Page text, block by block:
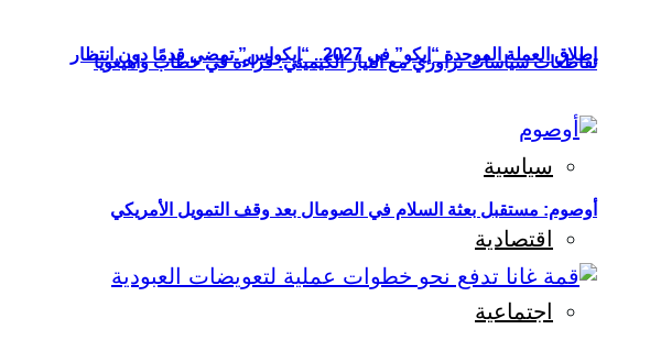
إطلاق العملة الموحدة “إيكو” في 2027.. “إيكواس” تمضي قدمًا دون انتظار
سياسية
اقتصادية
اجتماعية
تقاطعات سياسات تراوري مع التيار الكيميتي: قراءة في خطاب واهيغويا
أوصوم: مستقبل بعثة السلام في الصومال بعد وقف التمويل الأمريكي